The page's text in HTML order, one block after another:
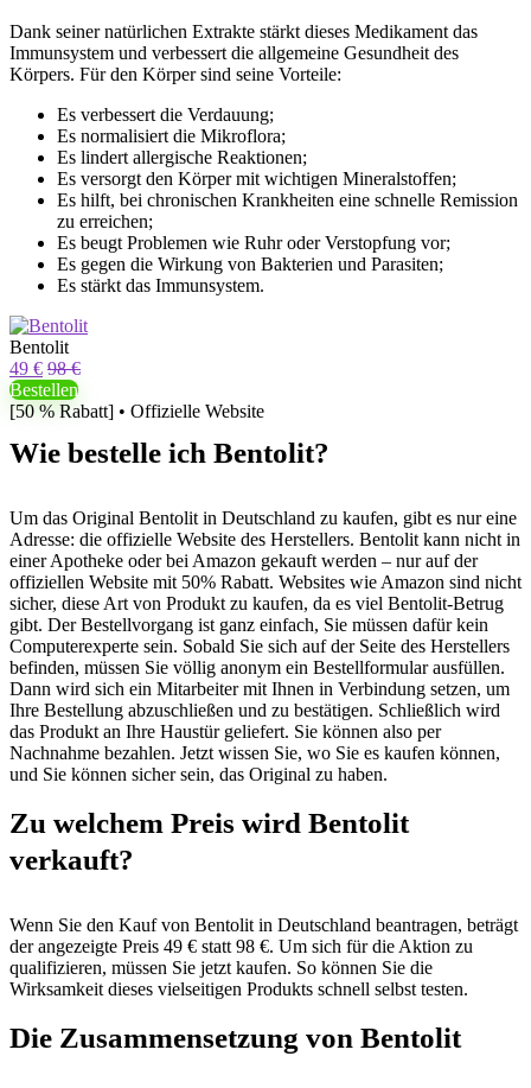
Dank seiner natürlichen Extrakte stärkt dieses Medikament das
Immunsystem und verbessert die allgemeine Gesundheit des
Körpers. Für den Körper sind seine Vorteile:
Es verbessert die Verdauung;
Es normalisiert die Mikroflora;
Es lindert allergische Reaktionen;
Es versorgt den Körper mit wichtigen Mineralstoffen;
Es hilft, bei chronischen Krankheiten eine schnelle Remission
zu erreichen;
Es beugt Problemen wie Ruhr oder Verstopfung vor;
Es gegen die Wirkung von Bakterien und Parasiten;
Es stärkt das Immunsystem.
Bentolit
49 € 98 €
Bestellen
[50 % Rabatt] • Offizielle Website
Wie bestelle ich Bentolit?
Um das Original Bentolit in Deutschland zu kaufen, gibt es nur eine
Adresse: die offizielle Website des Herstellers. Bentolit kann nicht in
einer Apotheke oder bei Amazon gekauft werden – nur auf der
offiziellen Website mit 50% Rabatt. Websites wie Amazon sind nicht
sicher, diese Art von Produkt zu kaufen, da es viel Bentolit-Betrug
gibt. Der Bestellvorgang ist ganz einfach, Sie müssen dafür kein
Computerexperte sein. Sobald Sie sich auf der Seite des Herstellers
befinden, müssen Sie völlig anonym ein Bestellformular ausfüllen.
Dann wird sich ein Mitarbeiter mit Ihnen in Verbindung setzen, um
Ihre Bestellung abzuschließen und zu bestätigen. Schließlich wird
das Produkt an Ihre Haustür geliefert. Sie können also per
Nachnahme bezahlen. Jetzt wissen Sie, wo Sie es kaufen können,
und Sie können sicher sein, das Original zu haben.
Zu welchem ​​Preis wird Bentolit
verkauft?
Wenn Sie den Kauf von Bentolit in Deutschland beantragen, beträgt
der angezeigte Preis 49 € statt 98 €. Um sich für die Aktion zu
qualifizieren, müssen Sie jetzt kaufen. So können Sie die
Wirksamkeit dieses vielseitigen Produkts schnell selbst testen.
Die Zusammensetzung von Bentolit